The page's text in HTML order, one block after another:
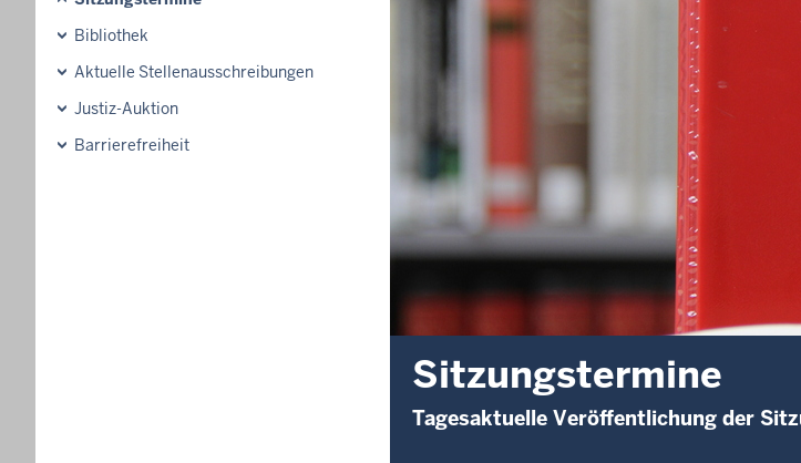
Bibliothek
Aktuelle Stellenausschreibungen
Justiz-Auktion
Barrierefreiheit
Sitzungstermine
Tagesaktuelle Veröffentlichung der